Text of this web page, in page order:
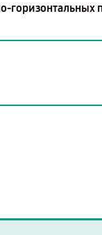
горизонтальных